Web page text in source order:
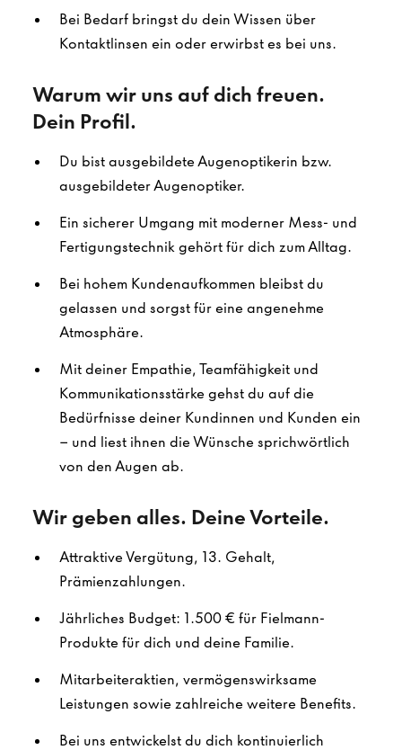
Bei Bedarf bringst du dein Wissen über
Kontaktlinsen ein oder erwirbst es bei uns.
Warum wir uns auf dich freuen.
Dein Profil.
Du bist ausgebildete Augenoptikerin bzw.
ausgebildeter Augenoptiker.
Ein sicherer Umgang mit moderner Mess- und
Fertigungstechnik gehört für dich zum Alltag.
Bei hohem Kundenaufkommen bleibst du
gelassen und sorgst für eine angenehme
Atmosphäre.
Mit deiner Empathie, Teamfähigkeit und
Kommunikationsstärke gehst du auf die
Bedürfnisse deiner Kundinnen und Kunden ein
– und liest ihnen die Wünsche sprichwörtlich
von den Augen ab.
Wir geben alles. Deine Vorteile.
Attraktive Vergütung, 13. Gehalt,
Prämienzahlungen.
Jährliches Budget: 1.500 € für Fielmann-
Produkte für dich und deine Familie.
Mitarbeiteraktien, vermögenswirksame
Leistungen sowie zahlreiche weitere Benefits.
Bei uns entwickelst du dich kontinuierlich